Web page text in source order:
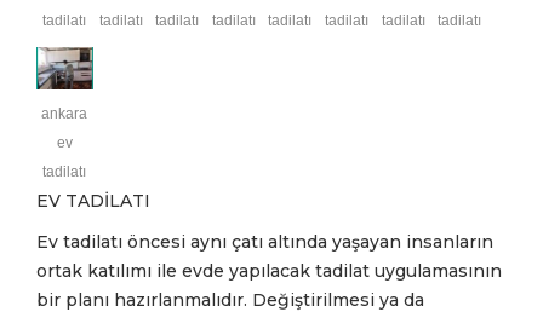
tadilatı
tadilatı
tadilatı
tadilatı
tadilatı
tadilatı
tadilatı
tadilatı
ankara
ev
tadilatı
EV TADİLATI
Ev tadilatı öncesi aynı çatı altında yaşayan insanların
ortak katılımı ile evde yapılacak tadilat uygulamasının
bir planı hazırlanmalıdır. Değiştirilmesi ya da